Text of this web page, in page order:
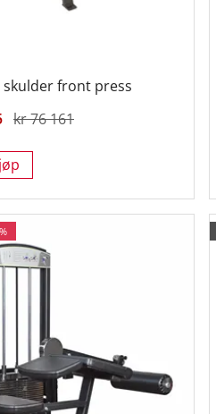
skulder front press
kr 76 161